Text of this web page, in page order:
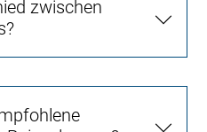
zwischen